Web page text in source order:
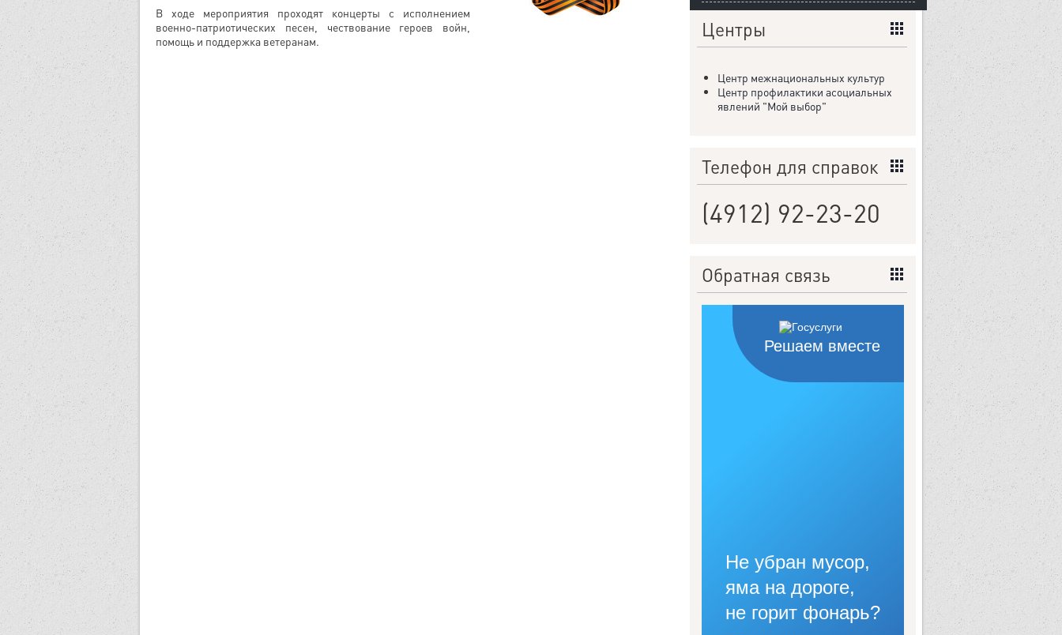
В ходе мероприятия проходят концерты с исполнением
военно-патриотических песен, чествование героев войн,
помощь и поддержка ветеранам.
Центры
Центр межнациональных культур
Центр профилактики асоциальных
явлений "Мой выбор"
Телефон для справок
(4912) 92-23-20
Обратная связь
Решаем вместе
Не убран мусор,
яма на дороге,
не горит фонарь?